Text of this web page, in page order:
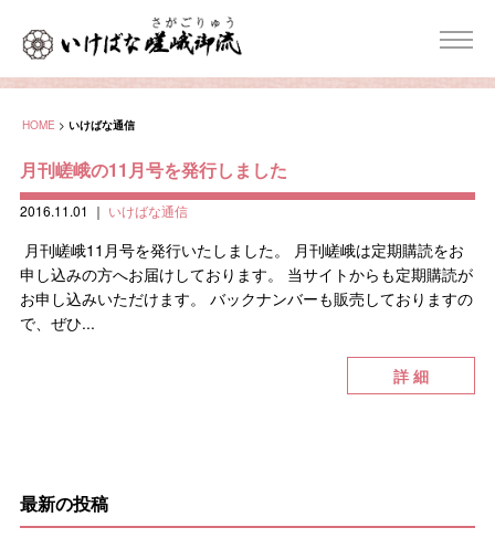
HOME > いけばな通信
月刊嵯峨の11月号を発行しました
2016.11.01 ｜ いけばな通信
月刊嵯峨11月号を発行いたしました。 月刊嵯峨は定期購読をお
申し込みの方へお届けしております。 当サイトからも定期購読が
お申し込みいただけます。 バックナンバーも販売しておりますの
で、ぜひ...
詳 細
最新の投稿